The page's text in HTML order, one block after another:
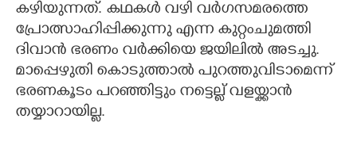
കഴിയുന്നത്. കഥകൾ വഴി വർഗസമരത്തെ
പ്രോത്സാഹിപ്പിക്കുന്നു എന്ന കുറ്റംചുമത്തി
ദിവാൻ ഭരണം വർക്കിയെ ജയിലിൽ അടച്ചു.
മാപ്പെഴുതി കൊടുത്താൽ പുറത്തുവിടാമെന്ന്
ഭരണകൂടം പറഞ്ഞിട്ടും നട്ടെല്ല് വളയ്ക്കാൻ
തയ്യാറായില്ല.